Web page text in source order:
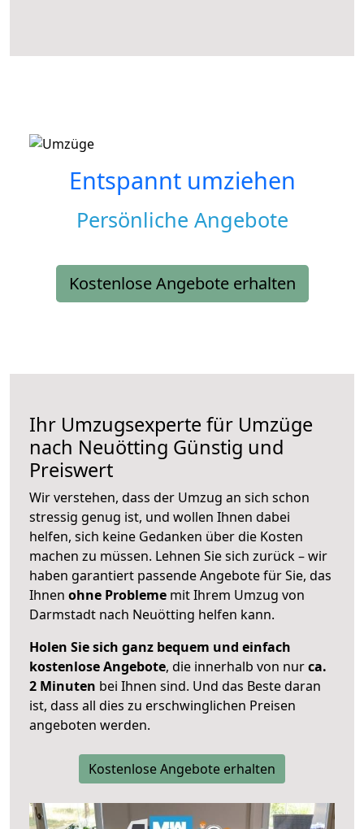
Entspannt umziehen
Persönliche Angebote
Kostenlose Angebote erhalten
Ihr Umzugsexperte für Umzüge
nach Neuötting Günstig und
Preiswert
Wir verstehen, dass der Umzug an sich schon
stressig genug ist, und wollen Ihnen dabei
helfen, sich keine Gedanken über die Kosten
machen zu müssen. Lehnen Sie sich zurück – wir
haben garantiert passende Angebote für Sie, das
Ihnen ohne Probleme mit Ihrem Umzug von
Darmstadt nach Neuötting helfen kann.
Holen Sie sich ganz bequem und einfach
kostenlose Angebote, die innerhalb von nurca.
2 Minuten bei Ihnen sind. Und das Beste daran
ist, dass all dies zu erschwinglichen Preisen
angeboten werden.
Kostenlose Angebote erhalten